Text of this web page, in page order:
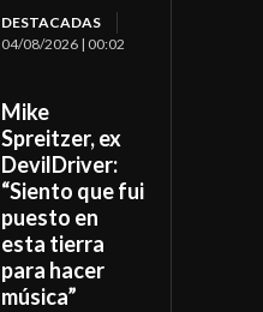
DESTACADAS
04/08/2026 | 00:02
Mike
Spreitzer, ex
DevilDriver:
“Siento que fui
puesto en
esta tierra
para hacer
música”